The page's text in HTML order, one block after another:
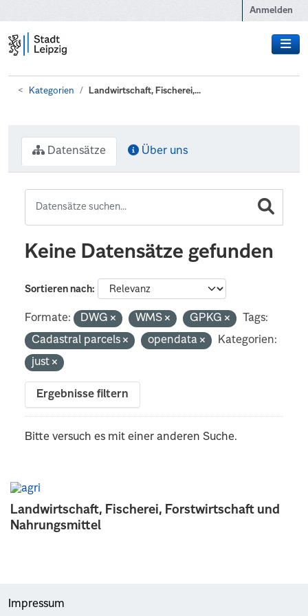
Anmelden
Kategorien Landwirtschaft, Fischerei,...
Landwirtschaft, Fischerei, Forstwirtschaft und
Nahrungsmittel
Datensätze Über uns
Keine Datensätze gefunden
Sortieren nach
Formate: DWG WMS GPKG
Tags:
Cadastral parcels
opendata
Kategorien:
just
Ergebnisse filtern
Bitte versuch es mit einer anderen Suche.
Impressum